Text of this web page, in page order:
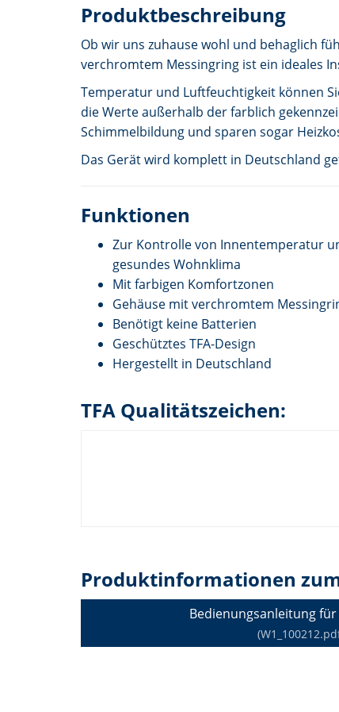
Produktbeschreibung
Ob wir uns zuhause wohl und behaglich
verchromtem Messingring ist ein ideales
Temperatur und Luftfeuchtigkeit können
die Werte außerhalb der farblich
Schimmelbildung und sparen sogar
Das Gerät wird komplett in Deutschland
Funktionen
Zur Kontrolle von Innentemperatur
gesundes Wohnklima
Mit farbigen Komfortzonen
Gehäuse mit verchromtem
Benötigt keine Batterien
Geschütztes TFA-Design
Hergestellt in Deutschland
TFA Qualitätszeichen:
Produktinformationen
Bedienungsanleitung